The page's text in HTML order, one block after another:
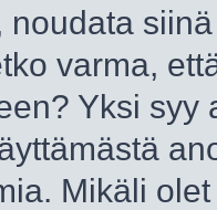
noudata
varma,
Yksi
Mikäli